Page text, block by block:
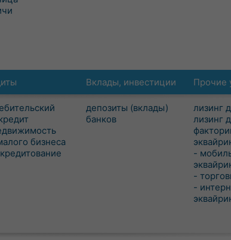
бизнеса
Вклады, инвестиции
депозиты (вклады)
банков
Прочие
лизинг
лизинг
-
-
-